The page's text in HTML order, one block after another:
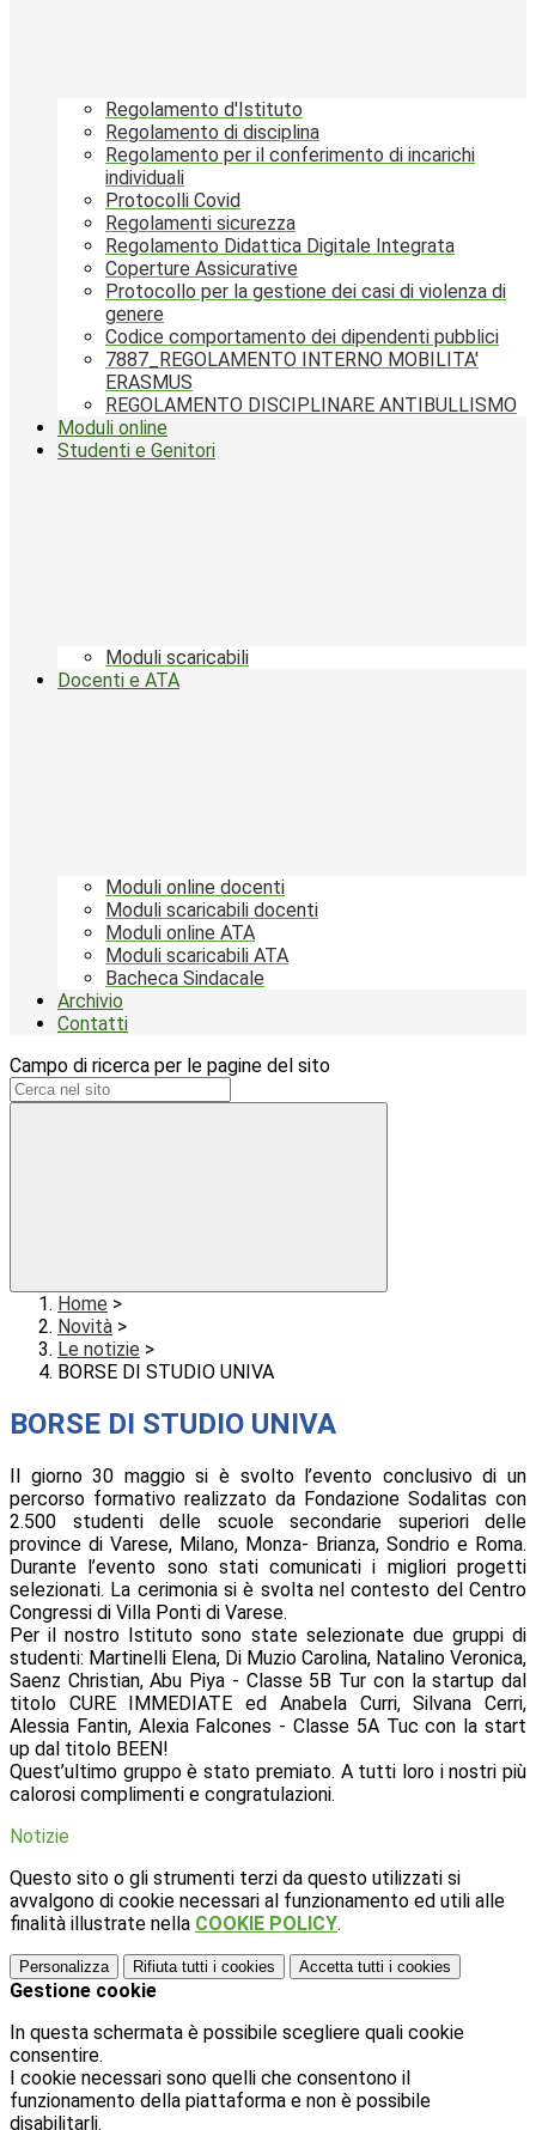
Regolamento d'Istituto
Regolamento di disciplina
Regolamento per il conferimento di incarichi
individuali
Protocolli Covid
Regolamenti sicurezza
Regolamento Didattica Digitale Integrata
Coperture Assicurative
Protocollo per la gestione dei casi di violenza di
genere
Codice comportamento dei dipendenti pubblici
7887_REGOLAMENTO INTERNO MOBILITA'
ERASMUS
REGOLAMENTO DISCIPLINARE ANTIBULLISMO
Moduli online
Studenti e Genitori
Moduli scaricabili
Docenti e ATA
Moduli online docenti
Moduli scaricabili docenti
Moduli online ATA
Moduli scaricabili ATA
Bacheca Sindacale
Archivio
Contatti
Campo di ricerca per le pagine del sito
Home >
Novità >
Le notizie >
BORSE DI STUDIO UNIVA
BORSE DI STUDIO UNIVA
Il giorno 30 maggio si è svolto l’evento conclusivo di un
percorso formativo realizzato da Fondazione Sodalitas con
2.500 studenti delle scuole secondarie superiori delle
province di Varese, Milano, Monza- Brianza, Sondrio e Roma.
Durante l’evento sono stati comunicati i migliori progetti
selezionati. La cerimonia si è svolta nel contesto del Centro
Congressi di Villa Ponti di Varese.
Per il nostro Istituto sono state selezionate due gruppi di
studenti: Martinelli Elena, Di Muzio Carolina, Natalino Veronica,
Saenz Christian, Abu Piya - Classe 5B Tur con la startup dal
titolo CURE IMMEDIATE ed Anabela Curri, Silvana Cerri,
Alessia Fantin, Alexia Falcones - Classe 5A Tuc con la start
up dal titolo BEEN!
Quest’ultimo gruppo è stato premiato. A tutti loro i nostri più
calorosi complimenti e congratulazioni.
Notizie
Questo sito o gli strumenti terzi da questo utilizzati si
avvalgono di cookie necessari al funzionamento ed utili alle
finalità illustrate nella COOKIE POLICY.
Personalizza Rifiuta tutti i cookies Accetta tutti i cookies
Gestione cookie
In questa schermata è possibile scegliere quali cookie
consentire.
I cookie necessari sono quelli che consentono il
funzionamento della piattaforma e non è possibile
disabilitarli.